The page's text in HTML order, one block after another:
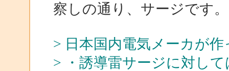
察しの通り、サージです。
> 日本国内電気メーカが
> ・誘導雷サージに対し